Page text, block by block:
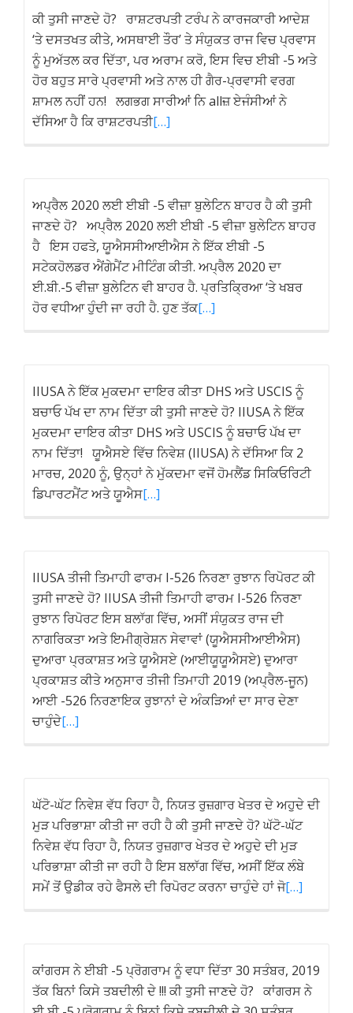
ਕੀ ਤੁਸੀ ਜਾਣਦੇ ਹੋ? ਰਾਸ਼ਟਰਪਤੀ ਟਰੰਪ ਨੇ ਕਾਰਜਕਾਰੀ ਆਦੇਸ਼
‘ਤੇ ਦਸਤਖਤ ਕੀਤੇ, ਅਸਥਾਈ ਤੌਰ’ ਤੇ ਸੰਯੁਕਤ ਰਾਜ ਵਿਚ ਪ੍ਰਵਾਸ
ਨੂੰ ਮੁਅੱਤਲ ਕਰ ਦਿੱਤਾ, ਪਰ ਅਰਾਮ ਕਰੋ, ਇਸ ਵਿਚ ਈਬੀ -5 ਅਤੇ
ਹੋਰ ਬਹੁਤ ਸਾਰੇ ਪ੍ਰਵਾਸੀ ਅਤੇ ਨਾਲ ਹੀ ਗੈਰ-ਪ੍ਰਵਾਸੀ ਵਰਗ
ਸ਼ਾਮਲ ਨਹੀਂ ਹਨ! ਲਗਭਗ ਸਾਰੀਆਂ ਨਿ allਜ਼ ਏਜੰਸੀਆਂ ਨੇ
ਦੱਸਿਆ ਹੈ ਕਿ ਰਾਸ਼ਟਰਪਤੀ[…]
ਅਪ੍ਰੈਲ 2020 ਲਈ ਈਬੀ -5 ਵੀਜ਼ਾ ਬੁਲੇਟਿਨ ਬਾਹਰ ਹੈ ਕੀ ਤੁਸੀ
ਜਾਣਦੇ ਹੋ? ਅਪ੍ਰੈਲ 2020 ਲਈ ਈਬੀ -5 ਵੀਜ਼ਾ ਬੁਲੇਟਿਨ ਬਾਹਰ
ਹੈ ਇਸ ਹਫਤੇ, ਯੂਐਸਸੀਆਈਐਸ ਨੇ ਇੱਕ ਈਬੀ -5
ਸਟੇਕਹੋਲਡਰ ਐਂਗੇਮੈਂਟ ਮੀਟਿੰਗ ਕੀਤੀ. ਅਪ੍ਰੈਲ 2020 ਦਾ
ਈ.ਬੀ.-5 ਵੀਜ਼ਾ ਬੁਲੇਟਿਨ ਵੀ ਬਾਹਰ ਹੈ. ਪ੍ਰਤਿਕ੍ਰਿਆ ‘ਤੇ ਖਬਰ
ਹੋਰ ਵਧੀਆ ਹੁੰਦੀ ਜਾ ਰਹੀ ਹੈ. ਹੁਣ ਤੱਕ[…]
IIUSA ਨੇ ਇੱਕ ਮੁਕਦਮਾ ਦਾਇਰ ਕੀਤਾ DHS ਅਤੇ USCIS ਨੂੰ
ਬਚਾਓ ਪੱਖ ਦਾ ਨਾਮ ਦਿੱਤਾ ਕੀ ਤੁਸੀ ਜਾਣਦੇ ਹੋ? IIUSA ਨੇ ਇੱਕ
ਮੁਕਦਮਾ ਦਾਇਰ ਕੀਤਾ DHS ਅਤੇ USCIS ਨੂੰ ਬਚਾਓ ਪੱਖ ਦਾ
ਨਾਮ ਦਿੱਤਾ! ਯੂਐਸਏ ਵਿੱਚ ਨਿਵੇਸ਼ (IIUSA) ਨੇ ਦੱਸਿਆ ਕਿ 2
ਮਾਰਚ, 2020 ਨੂੰ, ਉਨ੍ਹਾਂ ਨੇ ਮੁੱਕਦਮਾ ਵਜੋਂ ਹੋਮਲੈਂਡ ਸਿਕਿਓਰਿਟੀ
ਡਿਪਾਰਟਮੈਂਟ ਅਤੇ ਯੂਐਸ[…]
IIUSA ਤੀਜੀ ਤਿਮਾਹੀ ਫਾਰਮ I-526 ਨਿਰਣਾ ਰੁਝਾਨ ਰਿਪੋਰਟ ਕੀ
ਤੁਸੀ ਜਾਣਦੇ ਹੋ? IIUSA ਤੀਜੀ ਤਿਮਾਹੀ ਫਾਰਮ I-526 ਨਿਰਣਾ
ਰੁਝਾਨ ਰਿਪੋਰਟ ਇਸ ਬਲਾੱਗ ਵਿੱਚ, ਅਸੀਂ ਸੰਯੁਕਤ ਰਾਜ ਦੀ
ਨਾਗਰਿਕਤਾ ਅਤੇ ਇਮੀਗ੍ਰੇਸ਼ਨ ਸੇਵਾਵਾਂ (ਯੂਐਸਸੀਆਈਐਸ)
ਦੁਆਰਾ ਪ੍ਰਕਾਸ਼ਤ ਅਤੇ ਯੂਐਸਏ (ਆਈਯੂਯੂਐਸਏ) ਦੁਆਰਾ
ਪ੍ਰਕਾਸ਼ਤ ਕੀਤੇ ਅਨੁਸਾਰ ਤੀਜੀ ਤਿਮਾਹੀ 2019 (ਅਪ੍ਰੈਲ-ਜੂਨ)
ਆਈ -526 ਨਿਰਣਾਇਕ ਰੁਝਾਨਾਂ ਦੇ ਅੰਕੜਿਆਂ ਦਾ ਸਾਰ ਦੇਣਾ
ਚਾਹੁੰਦੇ[…]
ਘੱਟੋ-ਘੱਟ ਨਿਵੇਸ਼ ਵੱਧ ਰਿਹਾ ਹੈ, ਨਿਯਤ ਰੁਜ਼ਗਾਰ ਖੇਤਰ ਦੇ ਅਹੁਦੇ ਦੀ
ਮੁੜ ਪਰਿਭਾਸ਼ਾ ਕੀਤੀ ਜਾ ਰਹੀ ਹੈ ਕੀ ਤੁਸੀ ਜਾਣਦੇ ਹੋ? ਘੱਟੋ-ਘੱਟ
ਨਿਵੇਸ਼ ਵੱਧ ਰਿਹਾ ਹੈ, ਨਿਯਤ ਰੁਜ਼ਗਾਰ ਖੇਤਰ ਦੇ ਅਹੁਦੇ ਦੀ ਮੁੜ
ਪਰਿਭਾਸ਼ਾ ਕੀਤੀ ਜਾ ਰਹੀ ਹੈ ਇਸ ਬਲਾੱਗ ਵਿੱਚ, ਅਸੀਂ ਇੱਕ ਲੰਬੇ
ਸਮੇਂ ਤੋਂ ਉਡੀਕ ਰਹੇ ਫੈਸਲੇ ਦੀ ਰਿਪੋਰਟ ਕਰਨਾ ਚਾਹੁੰਦੇ ਹਾਂ ਜੋ[…]
ਕਾਂਗਰਸ ਨੇ ਈਬੀ -5 ਪ੍ਰੋਗਰਾਮ ਨੂੰ ਵਧਾ ਦਿੱਤਾ 30 ਸਤੰਬਰ, 2019
ਤੱਕ ਬਿਨਾਂ ਕਿਸੇ ਤਬਦੀਲੀ ਦੇ !!! ਕੀ ਤੁਸੀ ਜਾਣਦੇ ਹੋ? ਕਾਂਗਰਸ ਨੇ